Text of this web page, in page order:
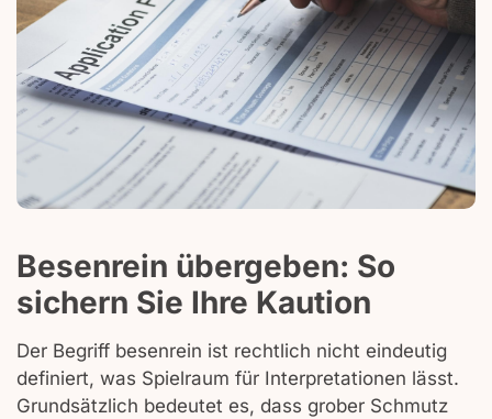
Besenrein übergeben: So
sichern Sie Ihre Kaution
Der Begriff besenrein ist rechtlich nicht eindeutig
definiert, was Spielraum für Interpretationen lässt.
Grundsätzlich bedeutet es, dass grober Schmutz